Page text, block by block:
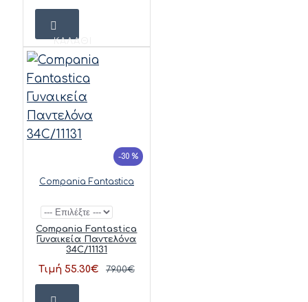
ΚΑΛΆΘΙ
-30 %
Compania Fantastica
Compania Fantastica
Γυναικεία Παντελόνα
34C/11131
Τιμή 55.30€ 79.00€